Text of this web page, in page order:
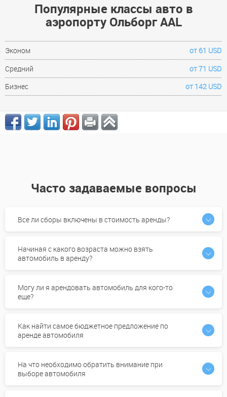
Популярные классы авто в
аэропорту Ольборг AAL
Эконом
от 61 USD
Средний
от 71 USD
Бизнес
от 142 USD
Часто задаваемые вопросы
Все ли сборы включены в стоимость аренды?
Начиная с какого возраста можно взять
автомобиль в аренду?
Могу ли я арендовать автомобиль для кого-то
еще?
Как найти самое бюджетное предложение по
аренде автомобиля
На что необходимо обратить внимание при
выборе автомобиля